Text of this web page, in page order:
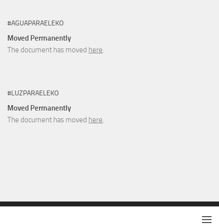
#AGUAPARAELEKO
Moved Permanently
The document has moved here.
#LUZPARAELEKO
Moved Permanently
The document has moved here.